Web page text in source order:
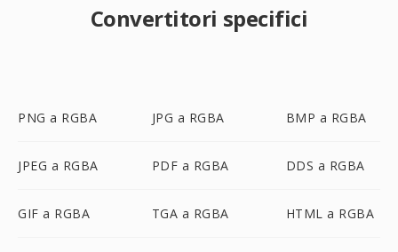
Convertitori specifici
PNG a RGBA JPG a RGBA BMP a RGBA
JPEG a RGBA PDF a RGBA DDS a RGBA
GIF a RGBA TGA a RGBA HTML a RGBA